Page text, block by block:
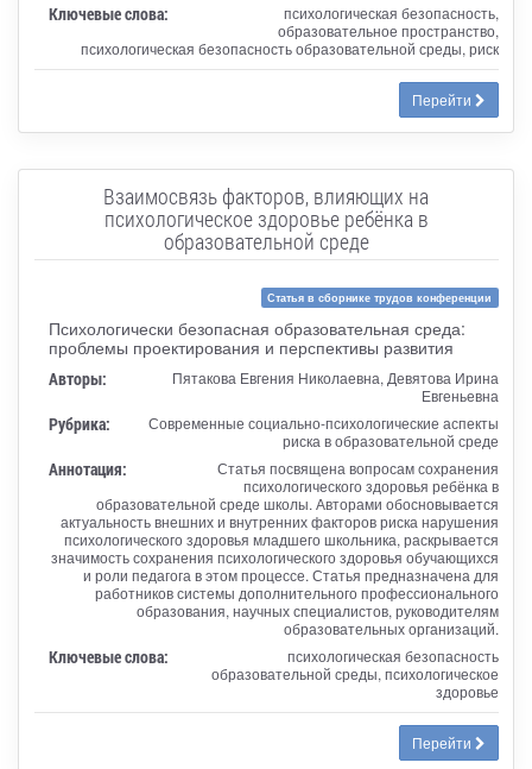
Ключевые слова:
психологическая безопасность,
образовательное пространство,
психологическая безопасность образовательной среды, риск
Перейти
Взаимосвязь факторов, влияющих на
психологическое здоровье ребёнка в
образовательной среде
Статья в сборнике трудов конференции
Психологически безопасная образовательная среда:
проблемы проектирования и перспективы развития
Авторы:
Пятакова Евгения Николаевна, Девятова Ирина
Евгеньевна
Рубрика:
Современные социально-психологические аспекты
риска в образовательной среде
Аннотация:
Статья посвящена вопросам сохранения
психологического здоровья ребёнка в
образовательной среде школы. Авторами обосновывается
актуальность внешних и внутренних факторов риска нарушения
психологического здоровья младшего школьника, раскрывается
значимость сохранения психологического здоровья обучающихся
и роли педагога в этом процессе. Статья предназначена для
работников системы дополнительного профессионального
образования, научных специалистов, руководителям
образовательных организаций.
Ключевые слова:
психологическая безопасность
образовательной среды, психологическое
здоровье
Перейти